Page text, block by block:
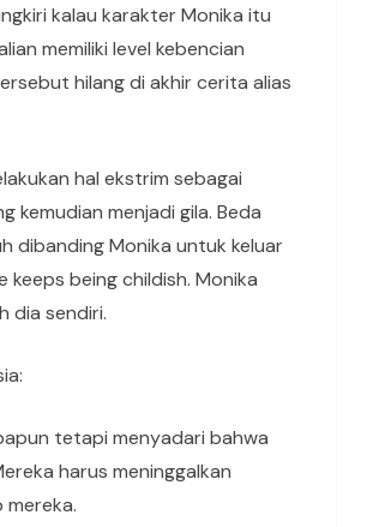
kalau karakter Monika itu
memiliki level kebencian
hilang di akhir cerita alias
hal ekstrim sebagai
kemudian menjadi gila. Beda
dibanding Monika untuk keluar
keeps being childish. Monika
dia sendiri.
tetapi menyadari bahwa
harus meninggalkan